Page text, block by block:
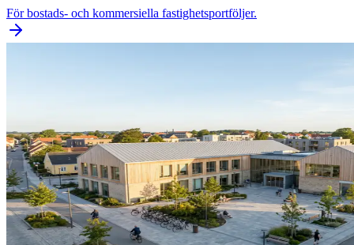
För bostads- och kommersiella fastighetsportföljer.